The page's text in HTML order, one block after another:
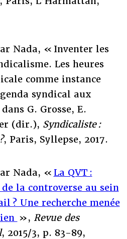
Nada, « Inventer les
Les heures
comme instance
syndical aux
G. Grosse, E.
(dir.), Syndicaliste :
, Paris, Syllepse, 2017.
Nada, « La QVT :
la controverse au sein
? Une recherche menée
», Revue des
, 2015/3, p. 83-89,